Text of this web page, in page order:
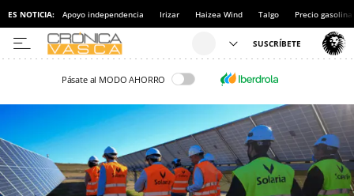
ES NOTICIA: Apoyo independencia Irizar Haizea Wind Talgo Precio gasolina
Pásate al MODO AHORRO